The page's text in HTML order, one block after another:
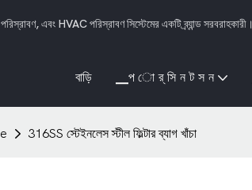
এবং HVAC পরিস্রাবণ সিস্টেমের একটি ব্র্যান্ড সরবরাহকারী।
বাড়ি ▁প ো র্ সি ন ট স ন
316SS স্টেইনলেস স্টীল ফিল্টার ব্যাগ খাঁচা